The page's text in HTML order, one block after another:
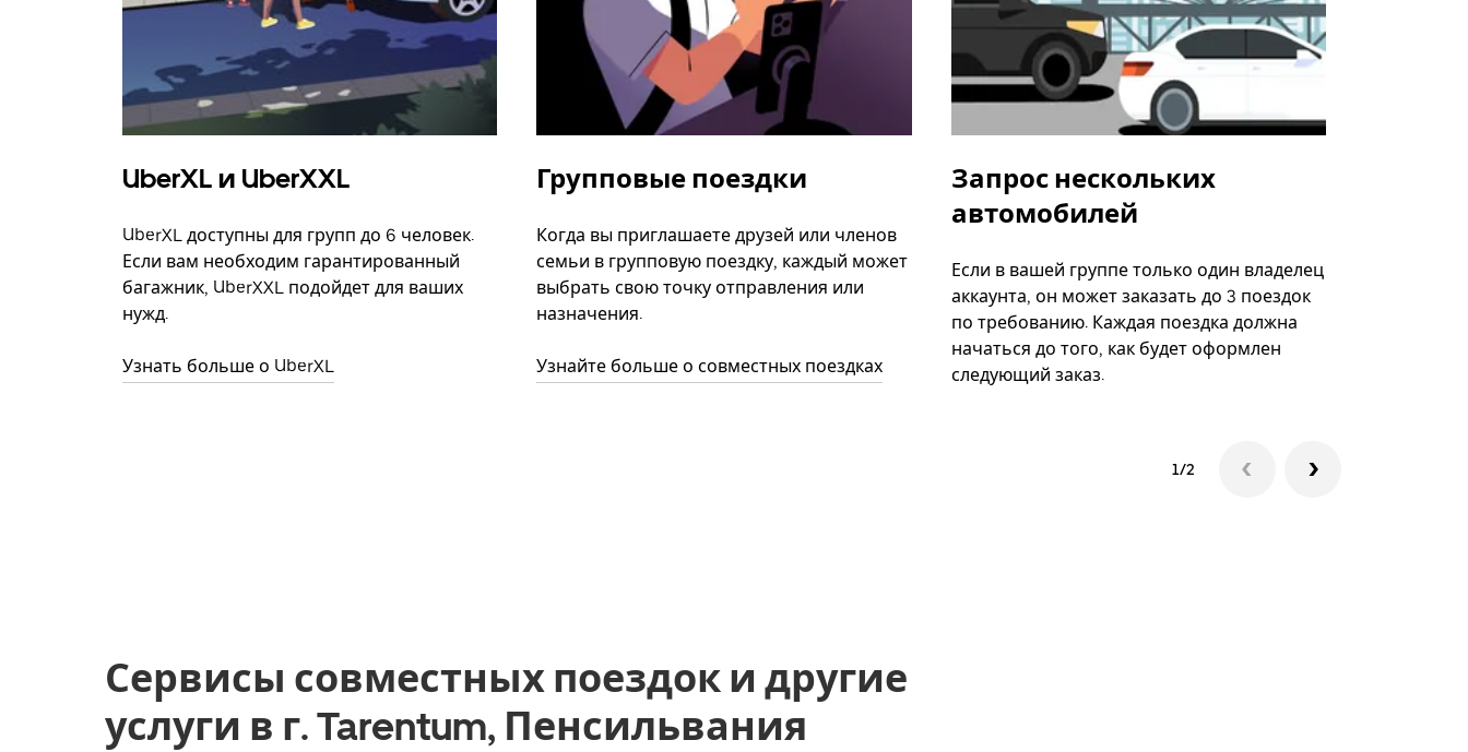
UberXL и UberXXL
UberXL доступны для групп до 6 человек.
Если вам необходим гарантированный
багажник, UberXXL подойдет для ваших
нужд.
Узнать больше о UberXL
Групповые поездки
Когда вы приглашаете друзей или членов
семьи в групповую поездку, каждый может
выбрать свою точку отправления или
назначения.
Узнайте больше о совместных поездках
Запрос нескольких
автомобилей
Если в вашей группе только один владелец
аккаунта, он может заказать до 3 поездок
по требованию. Каждая поездка должна
начаться до того, как будет оформлен
следующий заказ.
1/2
Сервисы совместных поездок и другие
услуги в г. Tarentum, Пенсильвания